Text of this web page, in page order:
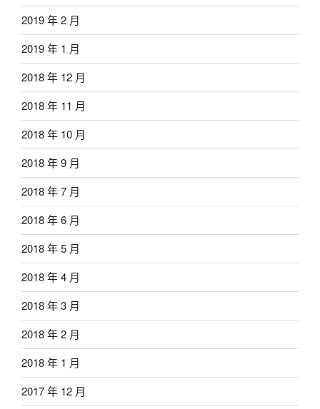
2019 年 2 月
2019 年 1 月
2018 年 12 月
2018 年 11 月
2018 年 10 月
2018 年 9 月
2018 年 7 月
2018 年 6 月
2018 年 5 月
2018 年 4 月
2018 年 3 月
2018 年 2 月
2018 年 1 月
2017 年 12 月